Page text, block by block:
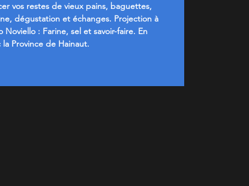
vos restes de vieux pains, baguettes,
dégustation et échanges. Projection à
: Farine, sel et savoir-faire. En
Province de Hainaut.